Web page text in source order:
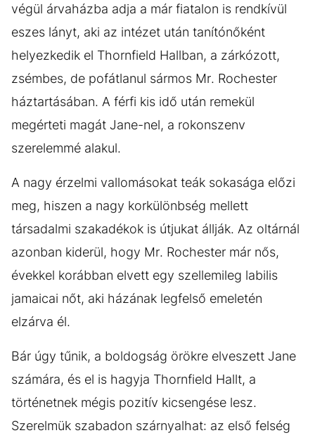
végül árvaházba adja a már fiatalon is rendkívül
eszes lányt, aki az intézet után tanítónőként
helyezkedik el Thornfield Hallban, a zárkózott,
zsémbes, de pofátlanul sármos Mr. Rochester
háztartásában. A férfi kis idő után remekül
megérteti magát Jane-nel, a rokonszenv
szerelemmé alakul.
A nagy érzelmi vallomásokat teák sokasága előzi
meg, hiszen a nagy korkülönbség mellett
társadalmi szakadékok is útjukat állják. Az oltárnál
azonban kiderül, hogy Mr. Rochester már nős,
évekkel korábban elvett egy szellemileg labilis
jamaicai nőt, aki házának legfelső emeletén
elzárva él.
Bár úgy tűnik, a boldogság örökre elveszett Jane
számára, és el is hagyja Thornfield Hallt, a
történetnek mégis pozitív kicsengése lesz.
Szerelmük szabadon szárnyalhat: az első felség